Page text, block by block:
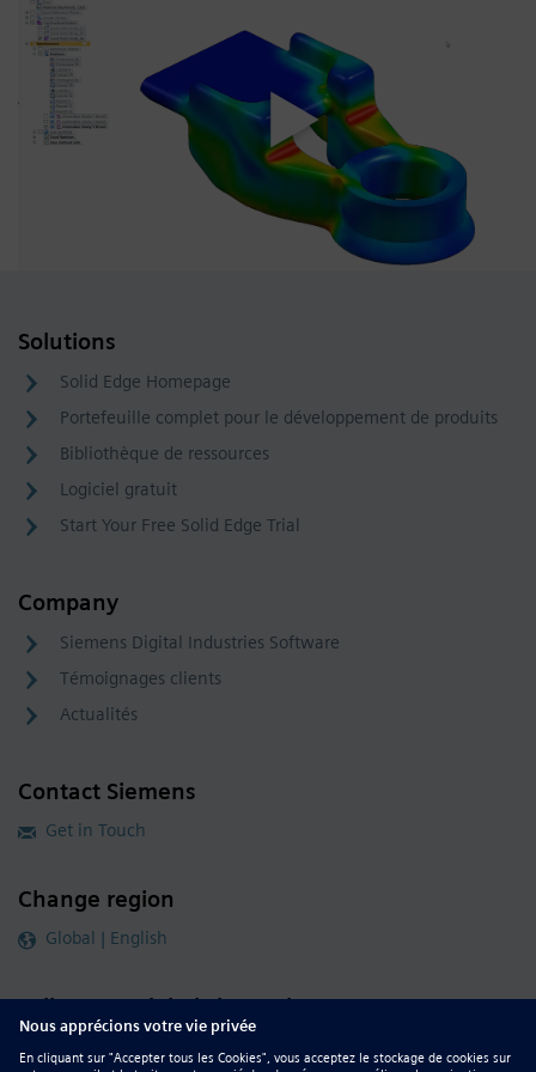
Solutions
Solid Edge Homepage
Portefeuille complet pour le développement de produits
Bibliothèque de ressources
Logiciel gratuit
Start Your Free Solid Edge Trial
Company
Siemens Digital Industries Software
Témoignages clients
Actualités
Contact Siemens
Get in Touch
Change region
Global | English
Follow our global channels